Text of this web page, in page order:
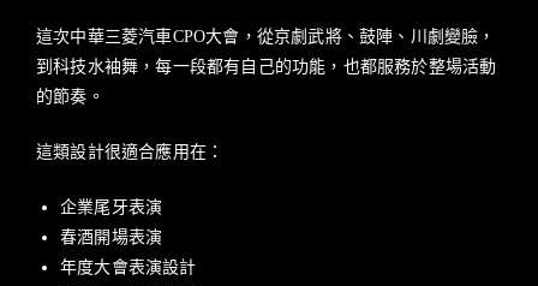
這次中華三菱汽車CPO大會，從京劇武將、鼓陣、川劇變臉，
到科技水袖舞，每一段都有自己的功能，也都服務於整場活動
的節奏。
這類設計很適合應用在：
企業尾牙表演
春酒開場表演
年度大會表演設計